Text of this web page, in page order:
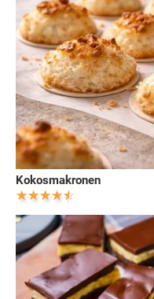
Kokosmakronen